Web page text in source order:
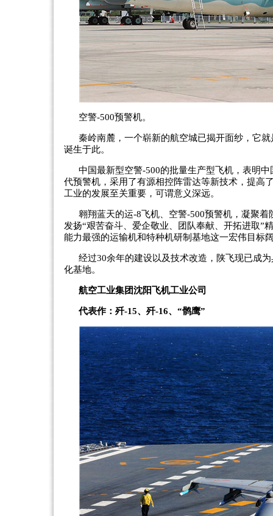
空警-500预警机。
秦岭南麓，一个崭新的航空城已揭开面纱，它
诞生于此。
中国最新型空警-500的批量生产型飞机，表明
代预警机，采用了有源相控阵雷达等新技术，提高
工业的发展至关重要，可谓意义深远。
翱翔蓝天的运-8飞机、空警-500预警机，凝聚
发扬“艰苦奋斗、爱企敬业、团队奉献、开拓进取”
能力最强的运输机和特种机研制基地这一宏伟目标
经过30余年的建设以及技术改造，陕飞现已成
化基地。
航空工业集团沈阳飞机工业公司
代表作：歼-15、歼-16、“鹘鹰”